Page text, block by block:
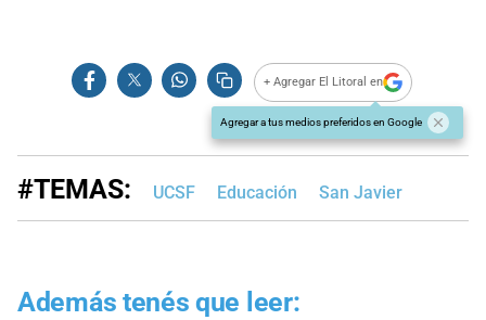
+ Agregar El Litoral en
Agregar a tus medios preferidos en Google
#TEMAS: UCSF Educación San Javier
Además tenés que leer: